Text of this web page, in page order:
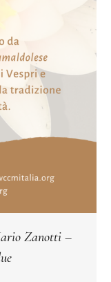
Zanotti –